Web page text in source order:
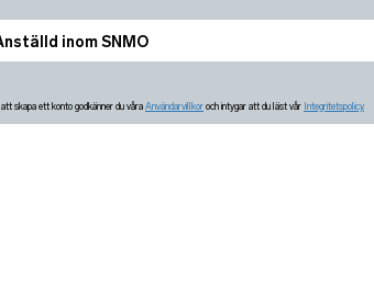
inom SNMO
skapa ett konto godkänner du våra Användarvillkor och intygar att du läst vår Integritetspolicy.